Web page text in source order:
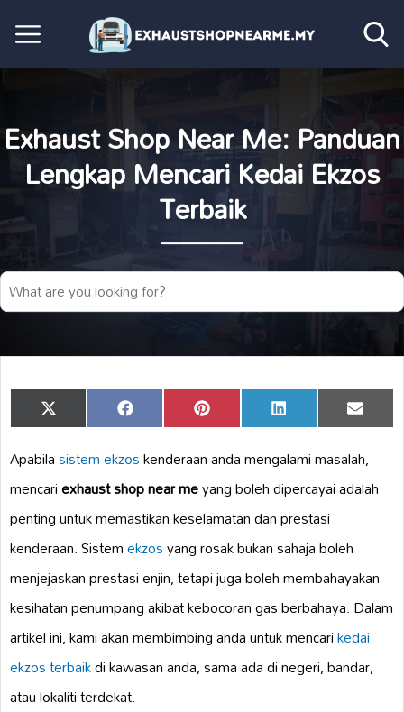
Exhaust Shop Near Me: Panduan
Lengkap Mencari Kedai Ekzos
Terbaik
Share
on
X
(Twitter)
Share
on
Facebook Share
on
Pinterest Share
on
LinkedIn Share
on
Email
Apabilasistem ekzoskenderaan anda mengalami masalah,
mencariexhaust shop near meyang boleh dipercayai adalah
penting untuk memastikan keselamatan dan prestasi
kenderaan. Sistemekzosyang rosak bukan sahaja boleh
menjejaskan prestasi enjin, tetapi juga boleh membahayakan
kesihatan penumpang akibat kebocoran gas berbahaya. Dalam
artikel ini, kami akan membimbing anda untuk mencarikedai
ekzos terbaikdi kawasan anda, sama ada di negeri, bandar,
atau lokaliti terdekat.